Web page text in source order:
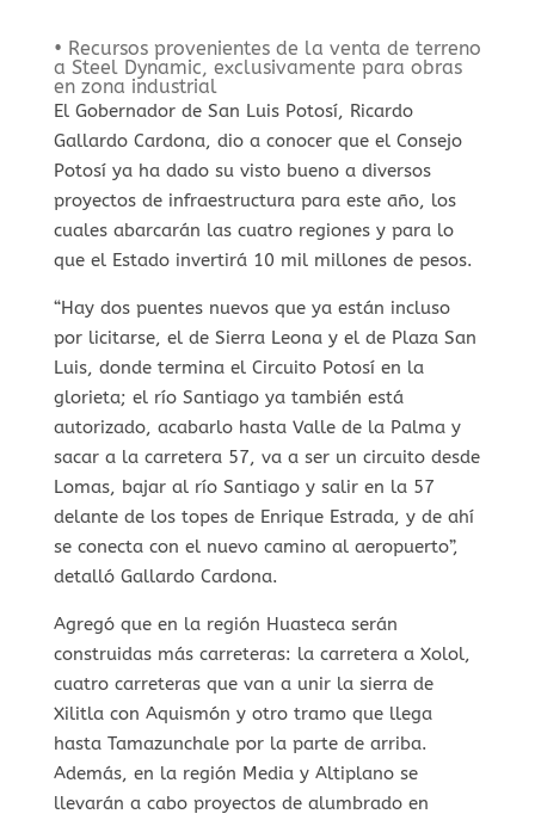
• Recursos provenientes de la venta de terreno
a Steel Dynamic, exclusivamente para obras
en zona industrial
El Gobernador de San Luis Potosí, Ricardo
Gallardo Cardona, dio a conocer que el Consejo
Potosí ya ha dado su visto bueno a diversos
proyectos de infraestructura para este año, los
cuales abarcarán las cuatro regiones y para lo
que el Estado invertirá 10 mil millones de pesos.
“Hay dos puentes nuevos que ya están incluso
por licitarse, el de Sierra Leona y el de Plaza San
Luis, donde termina el Circuito Potosí en la
glorieta; el río Santiago ya también está
autorizado, acabarlo hasta Valle de la Palma y
sacar a la carretera 57, va a ser un circuito desde
Lomas, bajar al río Santiago y salir en la 57
delante de los topes de Enrique Estrada, y de ahí
se conecta con el nuevo camino al aeropuerto”,
detalló Gallardo Cardona.
Agregó que en la región Huasteca serán
construidas más carreteras: la carretera a Xolol,
cuatro carreteras que van a unir la sierra de
Xilitla con Aquismón y otro tramo que llega
hasta Tamazunchale por la parte de arriba.
Además, en la región Media y Altiplano se
llevarán a cabo proyectos de alumbrado en